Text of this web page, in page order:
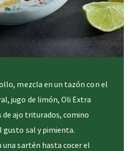
mezcla en un tazón con el
jugo de limón, Oli Extra
de ajo triturados, comino
gusto sal y pimienta.
una sartén hasta cocer el